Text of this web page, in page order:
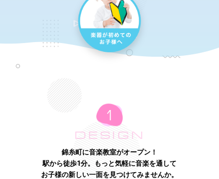
DESIGN
錦糸町に音楽教室がオープン！
駅から徒歩1分。もっと気軽に音楽を通して
お子様の新しい一面を見つけてみませんか。